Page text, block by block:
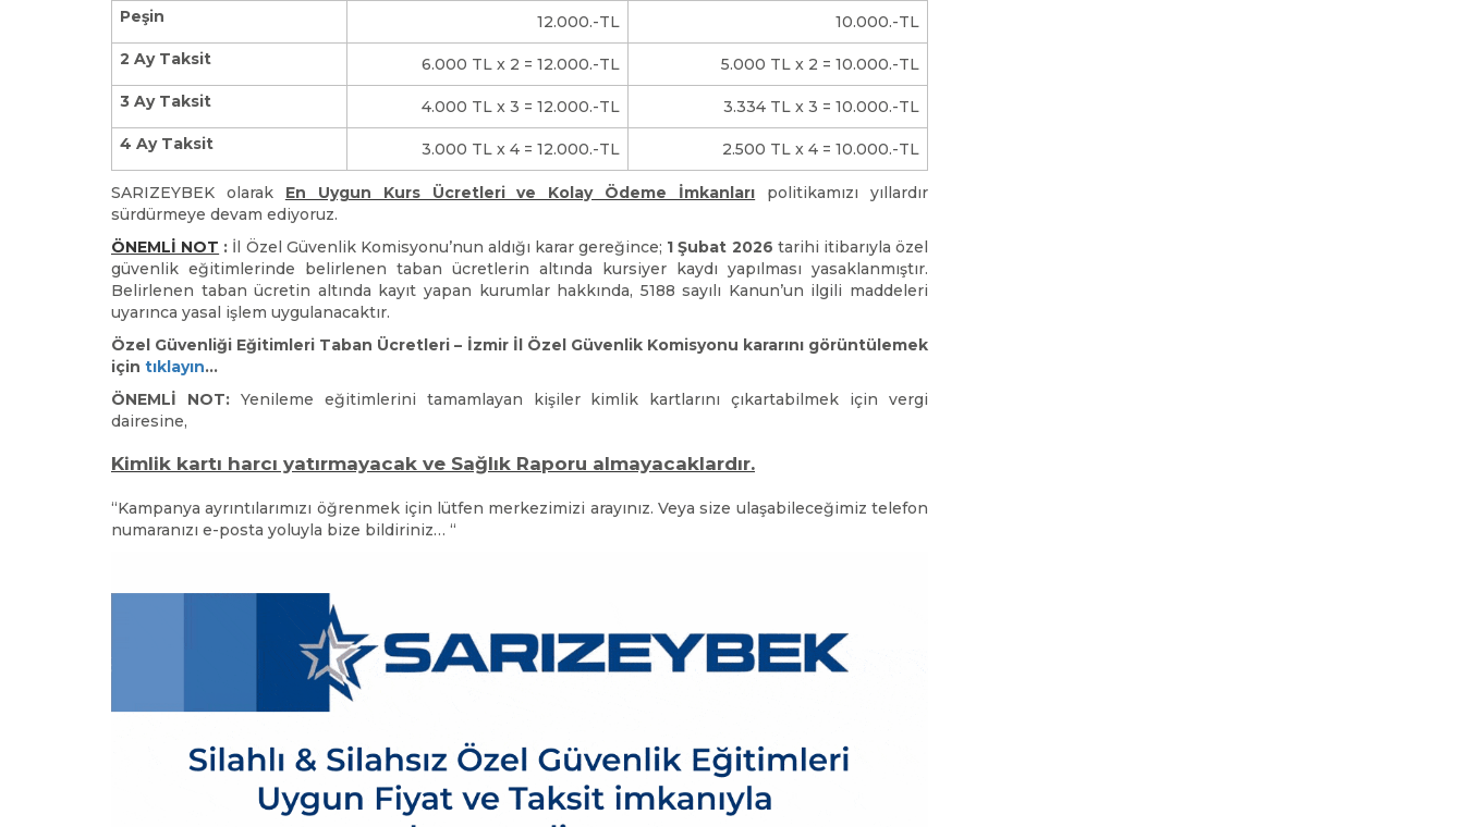
Peşin 12.000.-TL
10.000.-TL
2 Ay Taksit
6.000 TL x 2 = 12.000.-TL
5.000 TL x 2 = 10.000.-TL
3 Ay Taksit
4.000 TL x 3 = 12.000.-TL
3.334 TL x 3 = 10.000.-TL
4 Ay Taksit
3.000 TL x 4 = 12.000.-TL 2.500 TL x 4 = 10.000.-TL
SARIZEYBEK olarak En Uygun Kurs Ücretleri ve Kolay Ödeme İmkanları politikamızı yıllardır
sürdürmeye devam ediyoruz.
ÖNEMLİ NOT : İl Özel Güvenlik Komisyonu’nun aldığı karar gereğince; 1 Şubat 2026 tarihi itibarıyla özel
güvenlik eğitimlerinde belirlenen taban ücretlerin altında kursiyer kaydı yapılması yasaklanmıştır.
Belirlenen taban ücretin altında kayıt yapan kurumlar hakkında, 5188 sayılı Kanun’un ilgili maddeleri
uyarınca yasal işlem uygulanacaktır.
Özel Güvenliği Eğitimleri Taban Ücretleri – İzmir İl Özel Güvenlik Komisyonu kararını görüntülemek
için tıklayın…
ÖNEMLİ NOT:Yenileme eğitimlerini tamamlayan kişiler kimlik kartlarını çıkartabilmek için vergi
dairesine,
Kimlik kartı harcı yatırmayacak ve Sağlık Raporu almayacaklardır.
“Kampanya ayrıntılarımızı öğrenmek için lütfen merkezimizi arayınız. Veya size ulaşabileceğimiz telefon
numaranızı e-posta yoluyla bize bildiriniz… “